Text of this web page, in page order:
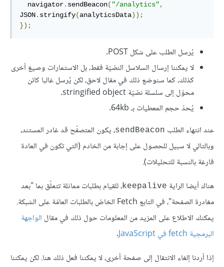
  navigator
. sendBeacon( "/analytics",
JSON. stringify(analyticsData));
});
يُرسل الطلب على شكل POST.
لا يمكننا إرسال السلاسل النصّيّة فقط، بل الاستمارات وصيغ أخرى
كذلك، كما سنوضع ذلك في مقال لاحق، لكن يُرسل غالبا كائن
محوّل إلى سلسلة نصّيّة stringified object.
يُحدّ حجم المعطيات بـ 64kb.
عند انتهاء الطلب sendBeacon، يكون المتصفّح قد غادر المستند،
وبالتالي لا سبيل للحصول على إجابة من الخادم (التي تكون في العادة
فارغة بالنسبة للتحليلات).
هناك أيضا الراية keepalive، للقيام بطلبات مماثلة تتعلّق بما "بعد
مغادرة الصفحة"، في التابع Fetch الخاصّ بالطلبات العامّة على الشبكة.
يمكنك الاطلاع على المزيد من المعلومات حول ذلك في مقال الواجهة
البرمجية fetch في JavaScript
.
إذا أردنا إلغاء الانتقال إلى صفحة أخرى، لا يمكننا فعل ذلك هنا. لكن يمكننا